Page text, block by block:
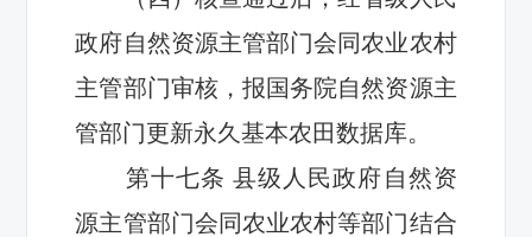
政府自然资源主管部门会同农业农村
主管部门审核，报国务院自然资源主
管部门更新永久基本农田数据库。
第十七条 县级人民政府自然资
源主管部门会同农业农村等部门结合